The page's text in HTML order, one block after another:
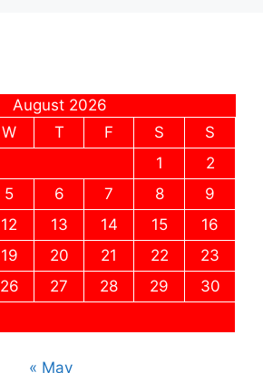
August 2026
W T F S
S
1
2
5 6 7 8
9
12 13 14 15
16
19 20 21 22
23
26 27 28 29
30
« May